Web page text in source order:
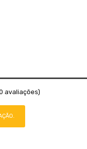
avaliações)